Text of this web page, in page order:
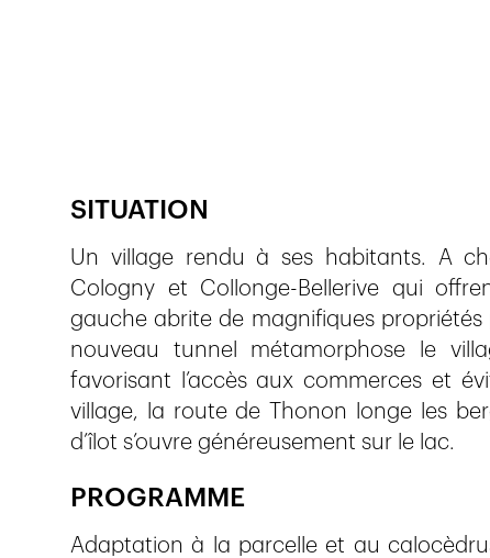
SITUATION
Un village rendu à ses habitants. A
Cologny et Collonge-Bellerive qui
gauche abrite de magnifiques propriétés
nouveau tunnel métamorphose le
favorisant l’accès aux commerces et
village, la route de Thonon longe les
d’îlot s’ouvre généreusement sur le lac.
PROGRAMME
Adaptation à la parcelle et au